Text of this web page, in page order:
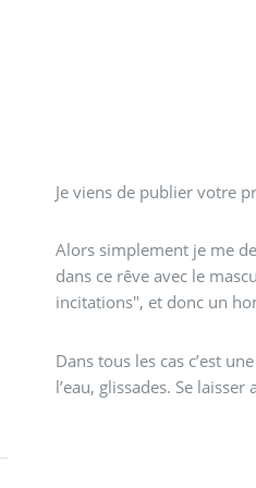
Je viens de publier votre
Alors simplement je me
dans ce rêve avec le
incitations", et donc un
Dans tous les cas c’est
l’eau, glissades. Se